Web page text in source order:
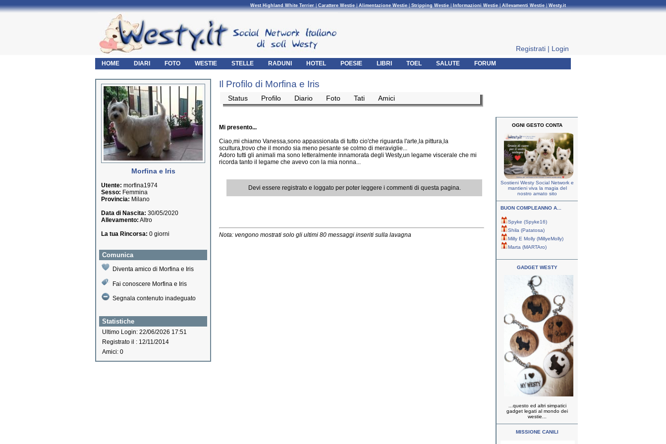
West Highland White Terrier|Carattere Westie|Alimentazione Westie|Stripping Westie| Informazioni Westie|Allevamenti Westie|Westy.it
Registrati | Login
HOME DIARI FOTO WESTIE STELLE RADUNI HOTEL POESIE LIBRI TOEL SALUTE FORUM
Morfina e Iris
Utente: morfina1974
Sesso: Femmina
Provincia: Milano
Data di Nascita: 30/05/2020
Allevamento: Altro
La tua Rincorsa: 0 giorni
Comunica
Diventa amico di Morfina e Iris
Fai conoscere Morfina e Iris
Segnala contenuto inadeguato
Statistiche
Ultimo Login: 22/06/2026 17:51
Registrato il : 12/11/2014
Amici: 0
Il Profilo di Morfina e Iris
Status Profilo Diario Foto Tati Amici
Mi presento...
Ciao,mi chiamo Vanessa,sono appassionata di tutto cio'che riguarda l'arte,la pittura,la
scultura,trovo che il mondo sia meno pesante se colmo di meraviglie...
Adoro tutti gli animali ma sono letteralmente innamorata degli Westy,un legame viscerale che mi
ricorda tanto il legame che avevo con la mia nonna...
Devi essere registrato e loggato per poter leggere i commenti di questa pagina.
Nota: vengono mostrati solo gli ultimi 80 messaggi inseriti sulla lavagna
OGNI GESTO CONTA
Sostieni Westy Social Network e
mantieni viva la magia del
nostro amato sito
BUON COMPLEANNO A...
Spyke (Spyke16)
Shila (Patatosa)
Milly E Molly (MillyeMolly)
Marta (MARTAro)
GADGET WESTY
...questo ed altri simpatici
gadget legati al mondo dei
westie...
MISSIONE CANILI